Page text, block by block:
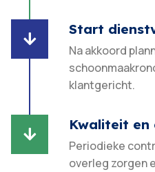

Start
Na akkoord
klantgericht.​

Kwaliteit en
Periodieke
overleg zorgen